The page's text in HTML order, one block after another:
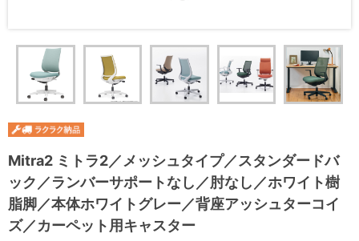
Mitra2 ミトラ2／メッシュタイプ／スタンダードバ
ック／ランバーサポートなし／肘なし／ホワイト樹
脂脚／本体ホワイトグレー／背座アッシュターコイ
ズ／カーペット用キャスター